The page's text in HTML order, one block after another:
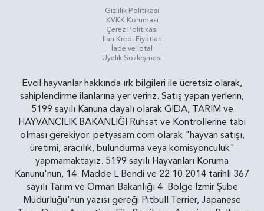
Gizlilik Politikasi
KVKK Koruması
Çerez Politikası
İlan Kredi Fiyatları
İade ve İptal
Üyelik Sözleşmesi
Evcil hayvanlar hakkında ırk bilgileri ile ücretsiz olarak,
sahiplendirme ilanlarına yer veririz. Satış yapan yerlerin,
5199 sayılı Kanuna dayalı olarak GIDA, TARIM ve
HAYVANCILIK BAKANLIĞI Ruhsat ve Kontrollerine tabi
olması gerekiyor. petyasam.com olarak "hayvan satışı,
üretimi, aracılık, bulundurma veya komisyonculuk"
yapmamaktayız. 5199 sayılı Hayvanları Koruma
Kanunu'nun, 14. Madde L Bendi ve 22.10.2014 tarihli 367
sayılı Tarım ve Orman Bakanlığı 4. Bölge İzmir Şube
Müdürlüğü'nün yazısı gereği Pitbull Terrier, Japanese